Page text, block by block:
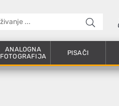
ANALOGNA
FOTOGRAFIJA
PISAČI